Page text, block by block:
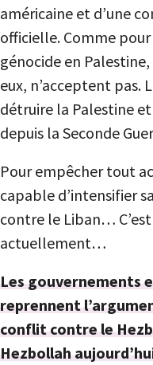
américaine et d’une
officielle. Comme
génocide en
eux, n’acceptent pas.
détruire la Palestine
depuis la Seconde
Pour empêcher tout
capable d’intensifier
contre le Liban…
actuellement…
Les gouvernements
reprennent
conflit contre le
Hezbollah